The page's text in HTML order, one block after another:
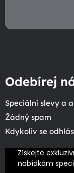
Odebírej
Speciální slevy a
Žádný spam
Kdykoliv se
Získejte
nabídkám